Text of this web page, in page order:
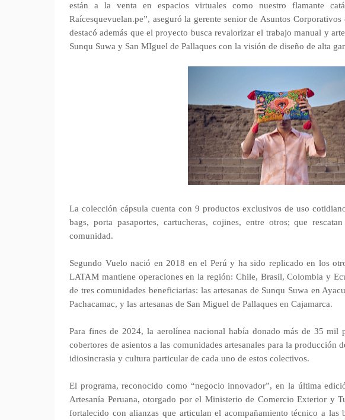
están a la venta en espacios virtuales como nuestro flamante
Raícesquevuelan.pe”, aseguró la gerente senior de Asuntos
destacó además que el proyecto busca revalorizar el trabajo manual y
Sunqu Suwa y San MIguel de Pallaques con la visión de diseño de alta
La colección cápsula cuenta con 9 productos exclusivos de uso
bags, porta pasaportes, cartucheras, cojines, entre otros; que
comunidad.
Segundo Vuelo nació en 2018 en el Perú y ha sido replicado en los
LATAM mantiene operaciones en la región: Chile, Brasil, Colombia y
de tres comunidades beneficiarias: las artesanas de Sunqu Suwa en
Pachacamac, y las artesanas de San Miguel de Pallaques en Cajamarca.
Para fines de 2024, la aerolínea nacional había donado más de 35 mil
cobertores de asientos a las comunidades artesanales para la producción
idiosincrasia y cultura particular de cada uno de estos colectivos.
El programa, reconocido como “negocio innovador”, en la última
Artesanía Peruana, otorgado por el Ministerio de Comercio Exterior y
fortalecido con alianzas que articulan el acompañamiento técnico a